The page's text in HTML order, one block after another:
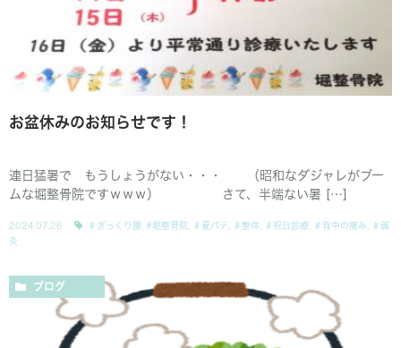
お盆休みのお知らせです！
連日猛暑で もうしょうがない・・・ （昭和なダジャレがブー
ムな堀整骨院ですｗｗｗ） さて、半端ない暑 […]
2024.07.26 ＃ぎっくり腰 #堀整骨院 ＃夏バテ ＃整体 ＃祝日診療 ＃背中の痛み
＃鍼
灸
ブログ